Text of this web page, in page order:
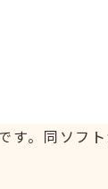
。同ソフ